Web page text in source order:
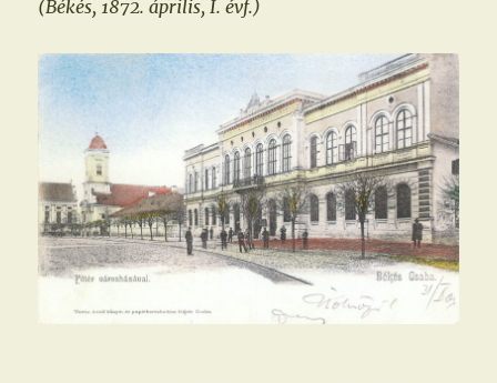
(Békés, 1872. április, I. évf.)